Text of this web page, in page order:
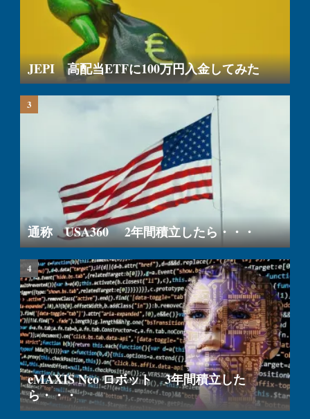
JEPI 高配当ETFに100万円入金してみた
通称 USA360 2年間積立したら・・・
eMAXIS Neo ロボット 3年間積立した
ら・・・